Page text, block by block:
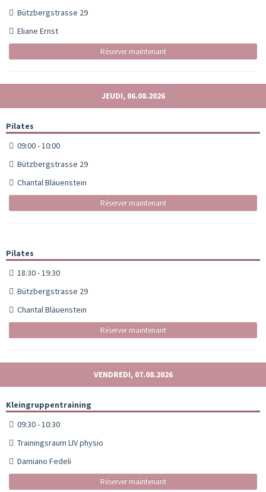
Bützbergstrasse 29
Eliane Ernst
Réserver maintenant
JEUDI, 06.08.2026
Pilates
09:00 - 10:00
Bützbergstrasse 29
Chantal Bläuenstein
Réserver maintenant
Pilates
18:30 - 19:30
Bützbergstrasse 29
Chantal Bläuenstein
Réserver maintenant
VENDREDI, 07.08.2026
Kleingruppentraining
09:30 - 10:30
Trainingsraum LIV physio
Damiano Fedeli
Réserver maintenant